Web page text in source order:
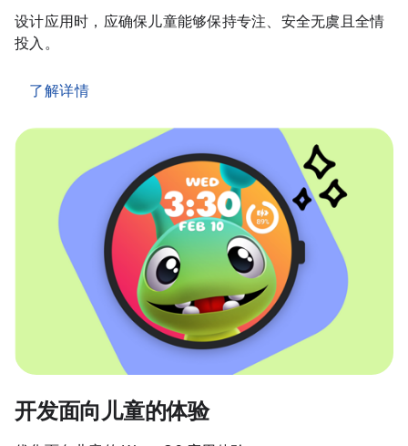
设计应用时，应确保儿童能够保持专注、安全无虞且全情
投入。
了解详情
开发面向儿童的体验